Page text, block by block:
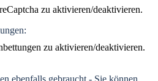
zu aktivieren/deaktivieren.
zu aktivieren/deaktivieren.
ebenfalls gebraucht - Sie können